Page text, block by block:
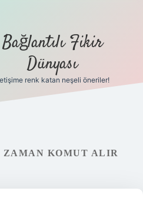
Bağlantılı Fikir
Dünyası
renk katan neşeli öneriler!
ZAMAN KOMUT ALIR